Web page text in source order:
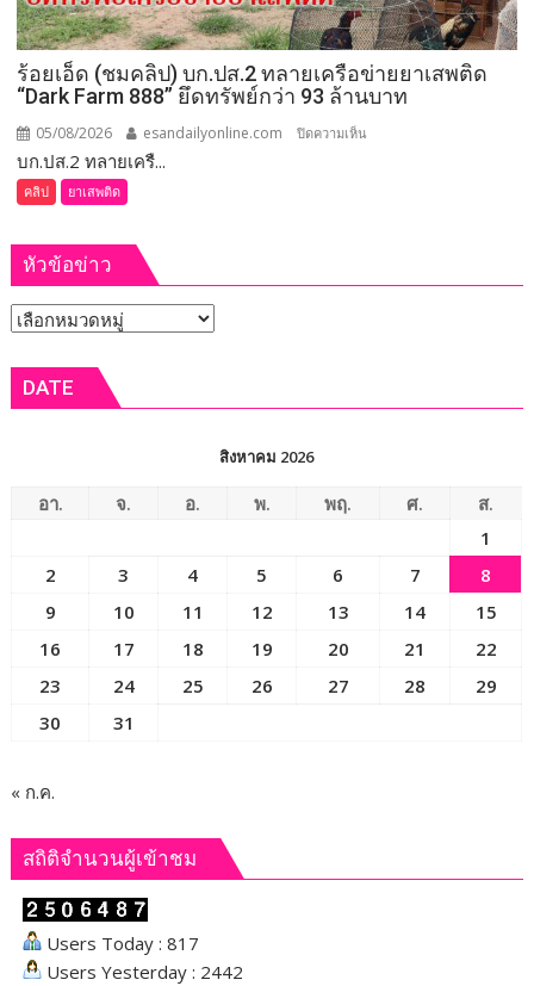
นายก
อบจ.ขอนแก่น
ใหม่
กกต.
ร้อยเอ็ด (ชมคลิป) บก.ปส.2 ทลายเครือข่ายยาเสพติด
“Dark Farm 888” ยึดทรัพย์กว่า 93 ล้านบาท
05/08/2026 esandailyonline.com ปิดความเห็น
เครือ
ทรัพย์
กว่า
บก.ปส.2 ทลายเครื...
คลิป ยาเสพติด
หัวข้อข่าว
หัวข้อ
DATE
สิงหาคม 2026
อา. จ. อ. พ. พฤ. ศ.
ส.
1
2
3 4 5 6 7
8
9
10 11 12 13 14
15
16
17 18 19 20 21
22
23
24 25 26 27 28
29
30
31
« ก.ค.
สถิติจำนวนผู้เข้าชม
Users Today : 817
Users Yesterday : 2442